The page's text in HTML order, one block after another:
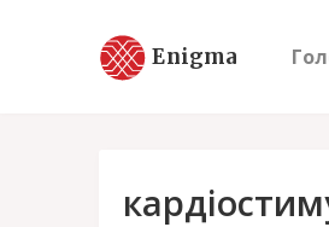
Enigma